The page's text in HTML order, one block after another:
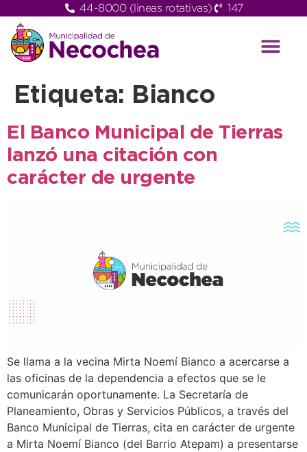
44-8000 (lineas rotativas) 147
Etiqueta: Bianco
El Banco Municipal de Tierras
lanzó una citación con
carácter de urgente
Se llama a la vecina Mirta Noemí Bianco a acercarse a
las oficinas de la dependencia a efectos que se le
comunicarán oportunamente. La Secretaría de
Planeamiento, Obras y Servicios Públicos, a través del
Banco Municipal de Tierras, cita en carácter de urgente
a Mirta Noemí Bianco (del Barrio Atepam) a presentarse